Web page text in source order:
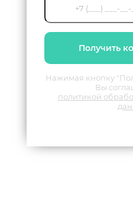
Получить
Нажимая кнопку
Вы
политикой